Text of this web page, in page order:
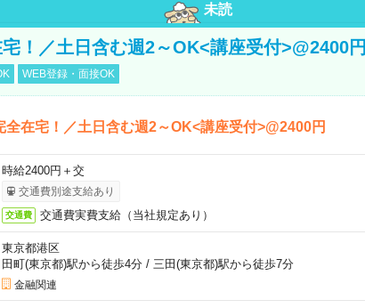
未読
！／土日含む週2～OK<講座受付>@2400円
WEB登録・面接OK
全在宅！／土日含む週2～OK<講座受付>@2400円
時給2400円＋交
交通費別途支給あり
交通費 交通費実費支給（当社規定あり）
東京都港区
田町(東京都)駅から徒歩4分/ 三田(東京都)駅から徒歩7分
金融関連